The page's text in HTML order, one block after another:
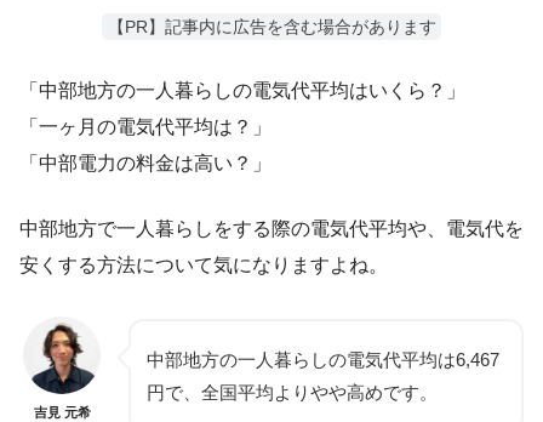
【PR】記事内に広告を含む場合があります
「中部地方の一人暮らしの電気代平均はいくら？」
「一ヶ月の電気代平均は？」
「中部電力の料金は高い？」
中部地方で一人暮らしをする際の電気代平均や、電気代を
安くする方法について気になりますよね。
吉見 元希
中部地方の一人暮らしの電気代平均は6,467
円で、全国平均よりやや高めです。